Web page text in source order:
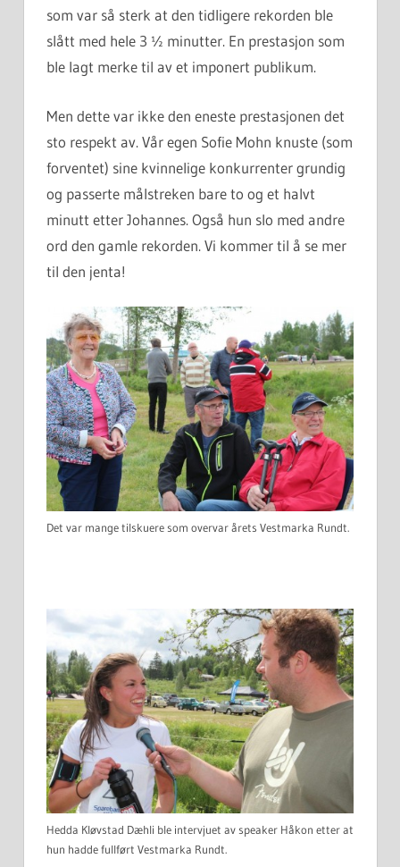
som var så sterk at den tidligere rekorden ble
slått med hele 3 ½ minutter. En prestasjon som
ble lagt merke til av et imponert publikum.
Men dette var ikke den eneste prestasjonen det
sto respekt av. Vår egen Sofie Mohn knuste (som
forventet) sine kvinnelige konkurrenter grundig
og passerte målstreken bare to og et halvt
minutt etter Johannes. Også hun slo med andre
ord den gamle rekorden. Vi kommer til å se mer
til den jenta!
Det var mange tilskuere som overvar årets Vestmarka Rundt.
Hedda Kløvstad Dæhli ble intervjuet av speaker Håkon etter at
hun hadde fullført Vestmarka Rundt.